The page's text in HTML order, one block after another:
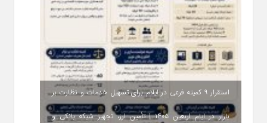
استقرار ۹ کمیته فرعی در ایلام برای تسهیل خدمات و نظارت بر
بازار در ایام اربعین ۱۴۰۵ | تأمین ارز، تجهیز شبکه بانکی و